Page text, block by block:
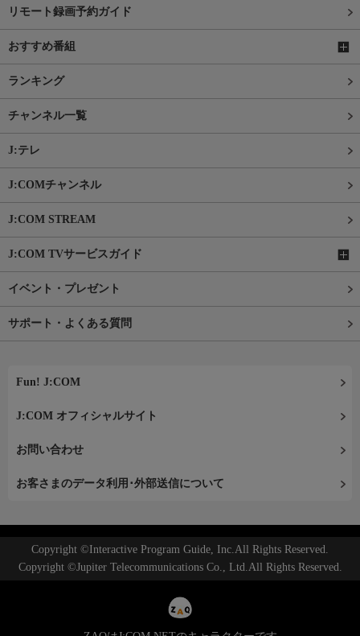
リモート録画予約ガイド
おすすめ番組
ランキング
チャンネル一覧
J:テレ
J:COMチャンネル
J:COM STREAM
J:COM TVサービスガイド
イベント・プレゼント
サポート・よくある質問
Fun! J:COM
J:COM オフィシャルサイト
お問い合わせ
お客さまのデータ利用･外部送信について
Copyright ©Interactive Program Guide, Inc.All Rights Reserved.
Copyright ©Jupiter Telecommunications Co., Ltd.All Rights Reserved.